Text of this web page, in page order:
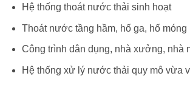
Hệ thống thoát nước thải sinh hoạt
Thoát nước tầng hầm, hố ga, hố móng
Công trình dân dụng, nhà xưởng, nhà
Hệ thống xử lý nước thải quy mô vừa